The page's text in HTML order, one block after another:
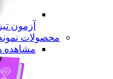
آزمون
محصولات
مشاهده